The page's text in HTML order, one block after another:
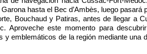
de Bergerac
2 CAMAS
CAT B
Garona hasta el Bec d’Ambès, luego pasará
Bouchaud y Patiras, antes de llegar a
Aproveche este momento para
y emblemáticos de la región mediante una